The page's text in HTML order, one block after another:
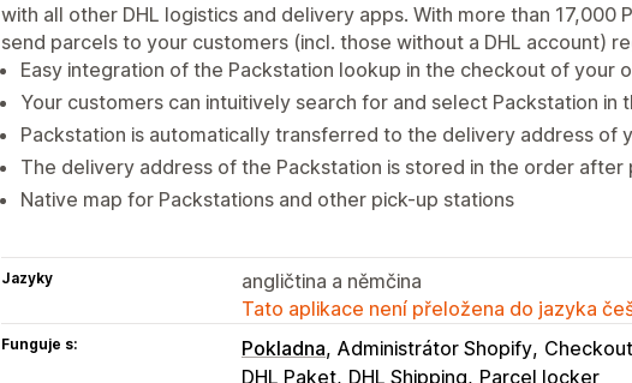
with all other DHL logistics and delivery apps. With more than 17,000
send parcels to your customers (incl. those without a DHL account)
Easy integration of the Packstation lookup in the checkout of your
Your customers can intuitively search for and select Packstation in
Packstation is automatically transferred to the delivery address of
The delivery address of the Packstation is stored in the order after
Native map for Packstations and other pick-up stations
Jazyky
angličtina a němčina
Tato aplikace není přeložena do jazyka
Funguje s: Pokladna Administrátor Shopify Checkout
DHL Paket DHL Shipping Parcel locker